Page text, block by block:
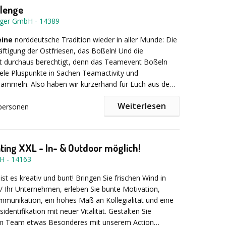
noch bieten: Nachtwächter- und Henkerstochter-
Teamevents, Stadtrallyes, Criminal Dinner,
Programme, Survival Training, Survival
mehr in ganz Deutschland.
passend zu Gruppe und Anlass
des Baumaterials
Betreuung des Teamevents durch unsere
unserer Eventguides
pro Person zzgl.19% MwSt - Dauer: 3 Std.,
GmbH - 14389
norddeutsche Tradition wieder in aller Munde: Die
der Ostfriesen, das Boßeln! Und die
durchaus berechtigt, denn das Teamevent Boßeln
Pluspunkte in Sachen Teamactivity und
Also haben wir kurzerhand für Euch aus dem
alle Altersgruppen gemacht.
Die Regeln beim Boßeln sind simpel: Das Team, das
3 Kilometer Entfernung mit den wenigsten Würfen
Ende der Gewinner dieses kultigen coronasicheren
Weiterlesen
XXL - In- & Outdoor möglich!
- 14163
ist es kreativ und bunt! Bringen Sie frischen Wind in
Ihr Unternehmen, erleben Sie bunte Motivation,
ein hohes Maß an Kollegialität und eine
mit neuer Vitalität. Gestalten Sie
Team etwas Besonderes mit unserem Action